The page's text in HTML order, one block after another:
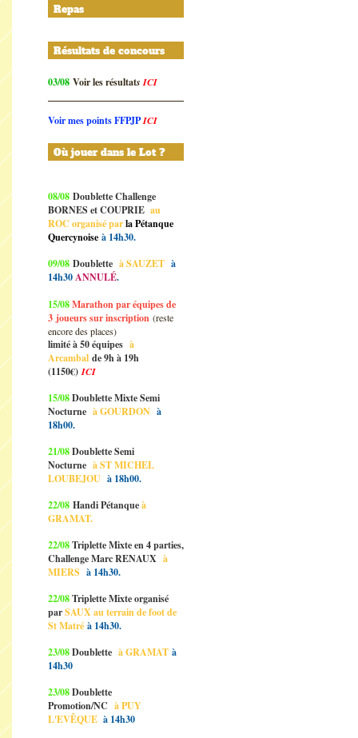
Repas
Résultats de concours
03/08 Voir les résultats ICI
Voir mes points FFPJPICI
Où jouer dans le Lot ?
08/08 Doublette Challenge
BORNES et COUPRIE au
ROC organisé parla Pétanque
Quercynoise à 14h30.
09/08 Doublette à SAUZET à
14h30ANNULÉ.
15/08Marathon par équipes de
3 joueurs sur inscription (reste
encore des places)
limité à 50 équipes à
Arcambal de 9h à 19h
(1150€)ICI
15/08Doublette Mixte Semi
Nocturne à GOURDON à
18h00.
21/08Doublette Semi
Nocturne à ST MICHEL
LOUBEJOU à 18h00.
22/08 Handi Pétanqueà
GRAMAT.
22/08Triplette Mixte en 4 parties,
Challenge Marc RENAUX à
MIERS à 14h30.
22/08Triplette Mixte organisé
parSAUX au terrain de foot de
St Matré à 14h30.
23/08Doublette à GRAMAT à
14h30
23/08Doublette
Promotion/NC à PUY
L'EVÊQUE à 14h30